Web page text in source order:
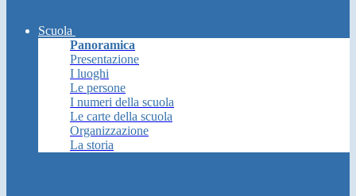
Scuola
Panoramica
Presentazione
I luoghi
Le persone
I numeri della scuola
Le carte della scuola
Organizzazione
La storia